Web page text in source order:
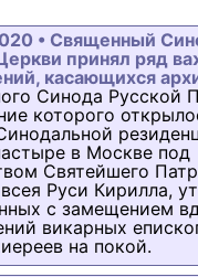
• Священный
принял ряд
касающихся
Синода Русской
которого
в Москве под
Святейшего
Руси Кирилла,
с замещением
викарных
на покой.